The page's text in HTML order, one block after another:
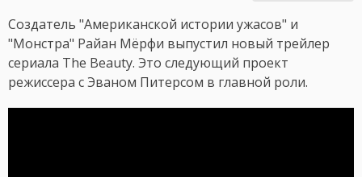
Cоздатель "Американской истории ужасов" и
"Монстра" Райан Мёрфи выпустил новый трейлер
сериала The Beauty. Это следующий проект
режиссера с Эваном Питерсом в главной роли.